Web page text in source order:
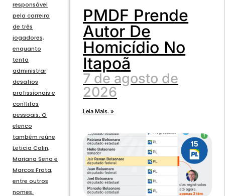
responsável
pela carreira
de três
jogadores,
enquanto
tenta
administrar
desafios
profissionais e
conflitos
pessoais. O
elenco
também reúne
Leticia Colin,
Mariana Sena e
Marcos Frota,
entre outros
nomes.
PMDF Prende
Autor De
Homicídio No
Itapoã
7 de agosto de
2026
Leia Mais. »